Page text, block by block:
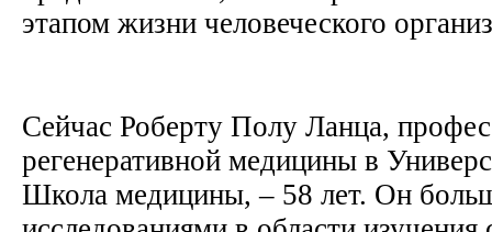
этапом жизни человеческого
Сейчас Роберту Полу Ланца,
регенеративной медицины в
Школа медицины, – 58 лет. Он